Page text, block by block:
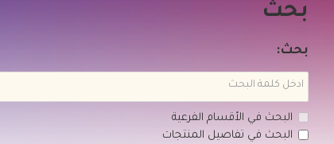
بحث
بحث:
البحث في الأقسام الفرعية
البحث في تفاصيل المنتجات